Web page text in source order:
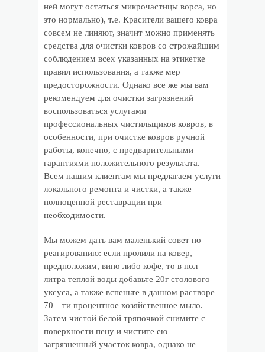
ней могут остаться микрочастицы ворса, но
это нормально), т.е. Красители вашего ковра
совсем не линяют, значит можно применять
средства для очистки ковров со строжайшим
соблюдением всех указанных на этикетке
правил использования, а также мер
предосторожности. Однако все же мы вам
рекомендуем для очистки загрязнений
воспользоваться услугами
профессиональных чистильщиков ковров, в
особенности, при очистке ковров ручной
работы, конечно, с предварительными
гарантиями положительного результата.
Всем нашим клиентам мы предлагаем услуги
локального ремонта и чистки, а также
полноценной реставрации при
необходимости.
Мы можем дать вам маленький совет по
реагированию: если пролили на ковер,
предположим, вино либо кофе, то в пол—
литра теплой воды добавьте 20г столового
уксуса, а также вспеньте в данном растворе
70—ти процентное хозяйственное мыло.
Затем чистой белой тряпочкой снимите с
поверхности пену и чистите ею
загрязненный участок ковра, однако не